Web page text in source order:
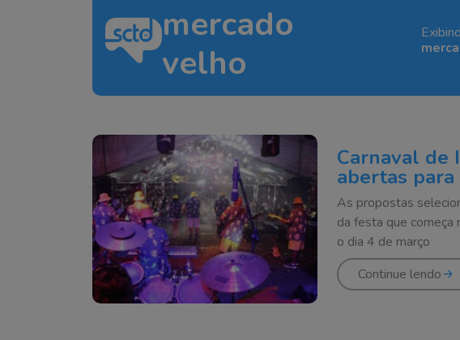
mercado
velho
Carnaval de
abertas
As propostas
da festa que
o dia 4 de março
Continue lendo